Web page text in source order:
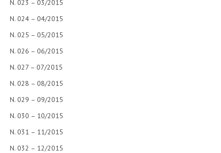
MARKETING
TREASURY IN FINANCIAL SERVICES
RISK MANAGEMENT
SVILUPPO SOSTENIBILE
PERSONA E CITTÀ
N. 023 – 03/2015
N. 024 – 04/2015
N. 025 – 05/2015
N. 026 – 06/2015
N. 027 – 07/2015
N. 028 – 08/2015
N. 029 – 09/2015
N. 030 – 10/2015
N. 031 – 11/2015
N. 032 – 12/2015